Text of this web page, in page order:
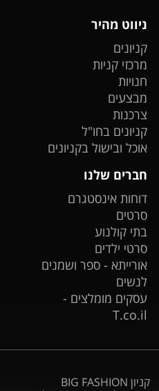
ניווט מהיר
קניונים
מרכזי קניות
חנויות
מבצעים
צרכנות
קניונים בחו"ל
אוכל ובישול בקניונים
חברים שלנו
דוחות אינסטגרם
סרטים
בתי קולנוע
סרטי ילדים
אורייתא - ספר ושמנים
לנשים
עסקים מומלצים -
T.co.il
קניון BIG FASHION